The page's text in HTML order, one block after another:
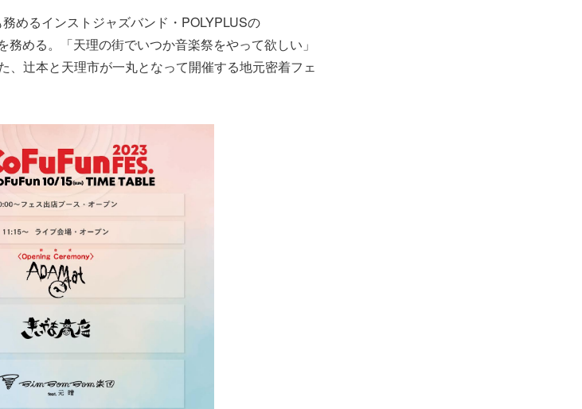
めるインストジャズバンド・POLYPLUSの
める。「天理の街でいつか音楽祭をやって欲しい」
、辻本と天理市が一丸となって開催する地元密着フェ